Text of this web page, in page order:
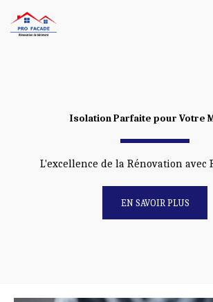
Isolation Parfaite pour Votre
L'excellence de la Rénovation avec
EN SAVOIR PLUS